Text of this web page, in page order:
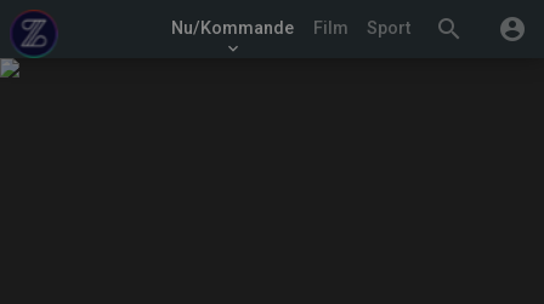
search account_circle
Nu/Kommande
keyboard_arrow_down
Film Sport